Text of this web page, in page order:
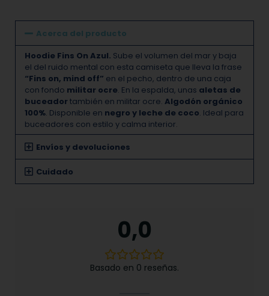
Acerca del producto
Hoodie Fins On Azul. Sube el volumen del mar y baja
el del ruido mental con esta camiseta que lleva la frase
“Fins on, mind off” en el pecho, dentro de una caja
con fondo militar ocre. En la espalda, unas aletas de
buceador también en militar ocre. Algodón orgánico
100%. Disponible en negro y leche de coco. Ideal para
buceadores con estilo y calma interior.
Envíos y devoluciones
Cuidado
0,0
Basado en 0 reseñas.